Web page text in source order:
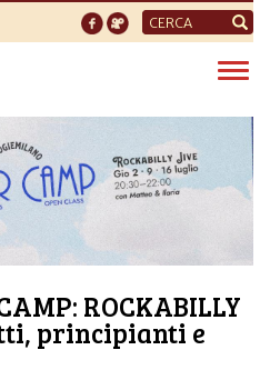
Form
di
ricerca
ROCKABILLY
principianti e